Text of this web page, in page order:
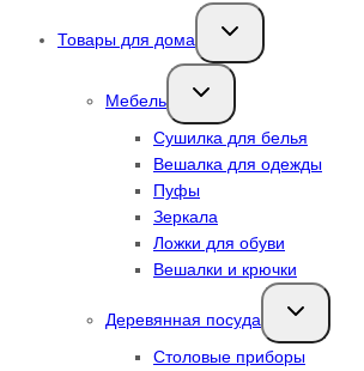
Товары для дома
Переключить
дочернее
Мебель
Переключить
дочернее
Сушилка для белья
Вешалка для одежды
Пуфы
Зеркала
Ложки для обуви
Вешалки и крючки
Деревянная посуда
Переключить
дочернее
Столовые приборы